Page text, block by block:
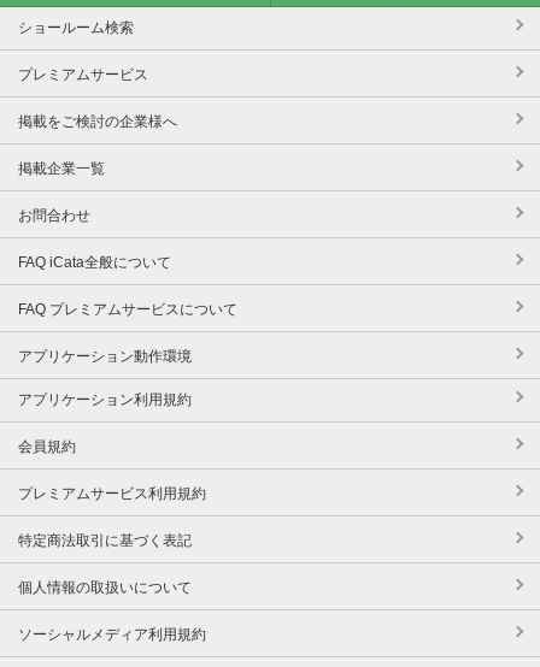
ショールーム検索
プレミアムサービス
掲載をご検討の企業様へ
掲載企業一覧
お問合わせ
FAQ iCata全般について
FAQ プレミアムサービスについて
アプリケーション動作環境
アプリケーション利用規約
会員規約
プレミアムサービス利用規約
特定商法取引に基づく表記
個人情報の取扱いについて
ソーシャルメディア利用規約